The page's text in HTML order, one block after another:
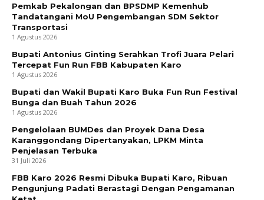
Pemkab Pekalongan dan BPSDMP Kemenhub
Tandatangani MoU Pengembangan SDM Sektor
Transportasi
1 Agustus 2026
Bupati Antonius Ginting Serahkan Trofi Juara Pelari
Tercepat Fun Run FBB Kabupaten Karo
1 Agustus 2026
Bupati dan Wakil Bupati Karo Buka Fun Run Festival
Bunga dan Buah Tahun 2026
1 Agustus 2026
Pengelolaan BUMDes dan Proyek Dana Desa
Karanggondang Dipertanyakan, LPKM Minta
Penjelasan Terbuka
31 Juli 2026
FBB Karo 2026 Resmi Dibuka Bupati Karo, Ribuan
Pengunjung Padati Berastagi Dengan Pengamanan